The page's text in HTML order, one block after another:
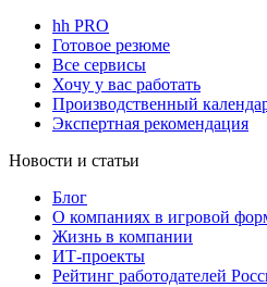
hh PRO
Готовое резюме
Все сервисы
Хочу у вас работать
Производственный
Экспертная рекомендация
Новости и статьи
Блог
О компаниях в игровой
Жизнь в компании
ИТ-проекты
Рейтинг работодателей